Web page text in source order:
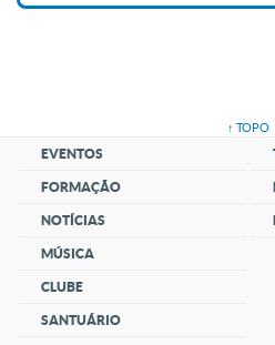
↑ TOPO
EVENTOS
FORMAÇÃO
NOTÍCIAS
MÚSICA
CLUBE
SANTUÁRIO